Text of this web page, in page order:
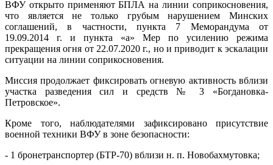
ВФУ открыто применяют БПЛА на линии соприкосновения,
что является не только грубым нарушением Минских
соглашений, в частности, пункта 7 Меморандума от
19.09.2014 г. и пункта «а» Мер по усилению режима
прекращения огня от 22.07.2020 г., но и приводит к эскалации
ситуации на линии соприкосновения.
Миссия продолжает фиксировать огневую активность вблизи
участка разведения сил и средств № 3 «Богдановка-
Петровское».
Кроме того, наблюдателями зафиксировано присутствие
военной техники ВФУ в зоне безопасности:
- 1 бронетранспортер (БТР-70) вблизи н. п. Новобахмутовка;